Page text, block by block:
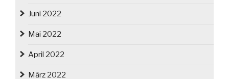
Juni 2022
Mai 2022
April 2022
März 2022